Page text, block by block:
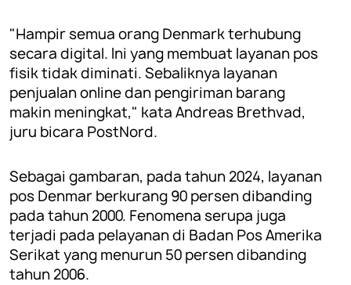
"Hampir semua orang Denmark terhubung
secara digital. Ini yang membuat layanan pos
fisik tidak diminati. Sebaliknya layanan
penjualan online dan pengiriman barang
makin meningkat," kata Andreas Brethvad,
juru bicara PostNord.
Sebagai gambaran, pada tahun 2024, layanan
pos Denmar berkurang 90 persen dibanding
pada tahun 2000. Fenomena serupa juga
terjadi pada pelayanan di Badan Pos Amerika
Serikat yang menurun 50 persen dibanding
tahun 2006.